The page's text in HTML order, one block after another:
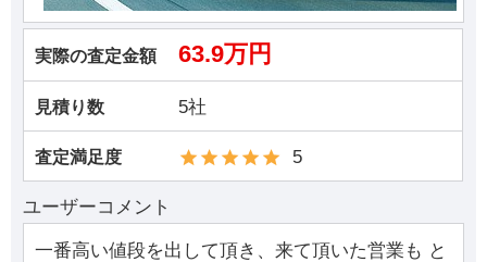
実際の査定金額 63.9万円
見積り数 5社
査定満足度 5
ユーザーコメント
一番高い値段を出して頂き、来て頂いた営業も と